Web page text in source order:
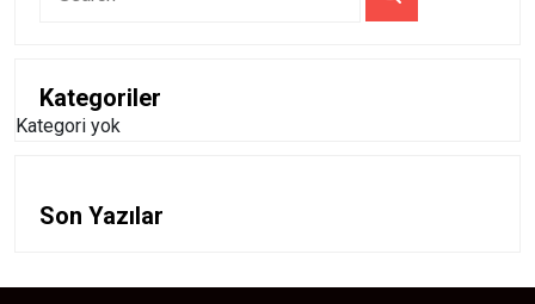
Kategoriler
Kategori yok
Son Yazılar